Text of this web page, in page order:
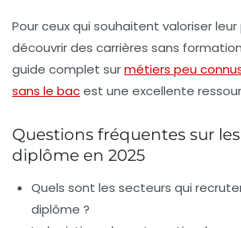
Pour ceux qui souhaitent valoriser
découvrir des carrières sans
guide complet surmétiers peu
sans le bacest une excellente
Questions fréquentes sur
diplôme en 2025
Quels sont les secteurs qui
diplôme ?